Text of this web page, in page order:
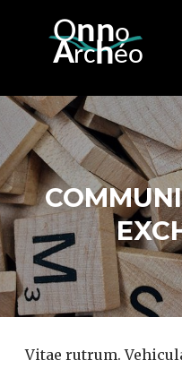
content
Onno
  A
rchéo
ONNO ARCHEO
Vitae rutrum.